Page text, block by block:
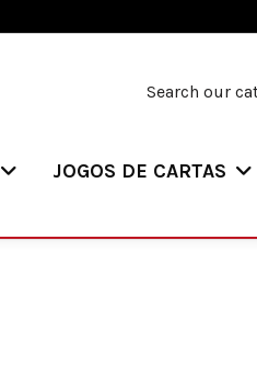
JOGOS DE CARTAS